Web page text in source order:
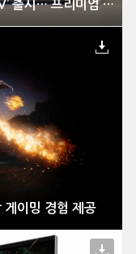
삼성전자, 세계 최초 ‘마이크로 RGB TV’ 출시… 프리미엄 TV 기술의 새 기준 제시
이밍 경험 제공